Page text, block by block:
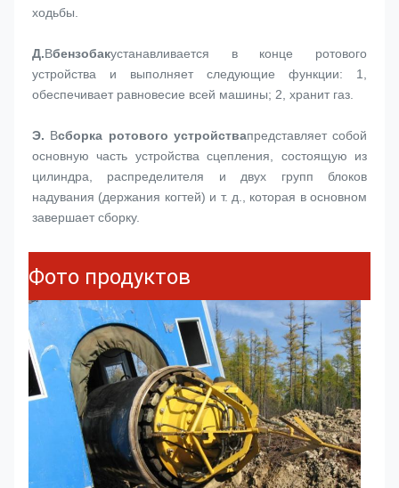
ходьбы.
Д.Вбензобакустанавливается в конце ротового
устройства и выполняет следующие функции: 1,
обеспечивает равновесие всей машины; 2, хранит газ.
Э. Всборка ротового устройствапредставляет собой
основную часть устройства сцепления, состоящую из
цилиндра, распределителя и двух групп блоков
надувания (держания когтей) и т. д., которая в основном
завершает сборку.
Фото продуктов